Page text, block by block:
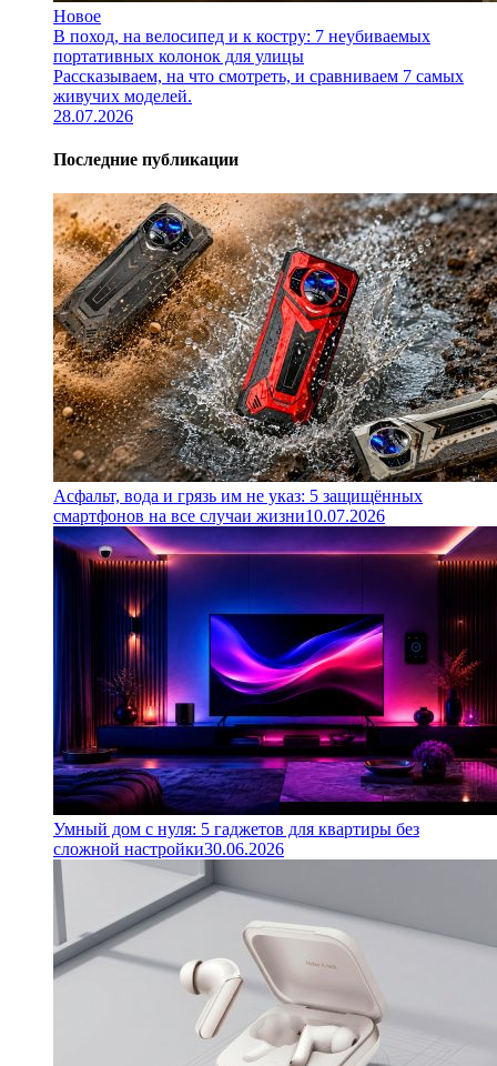
Новое
В поход, на велосипед и к костру: 7 неубиваемых
портативных колонок для улицы
Рассказываем, на что смотреть, и сравниваем 7 самых
живучих моделей.
28.07.2026
Последние публикации
Асфальт, вода и грязь им не указ: 5 защищённых
смартфонов на все случаи жизни10.07.2026
Умный дом с нуля: 5 гаджетов для квартиры без
сложной настройки30.06.2026